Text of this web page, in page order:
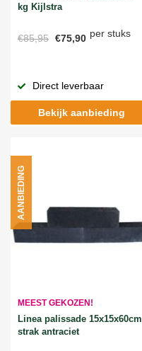
kg Kijlstra
€85,95 €75,90 per stuks
Direct leverbaar
Bekijk aanbieding
MEEST GEKOZEN!
Linea palissade 15x15x60cm
strak antraciet
AANBIEDING